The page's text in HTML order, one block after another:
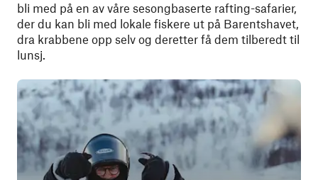
bli med på en av våre sesongbaserte rafting-safarier,
der du kan bli med lokale fiskere ut på Barentshavet,
dra krabbene opp selv og deretter få dem tilberedt til
lunsj.